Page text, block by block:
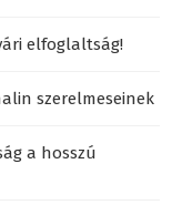
elfoglaltság!
szerelmeseinek
a hosszú